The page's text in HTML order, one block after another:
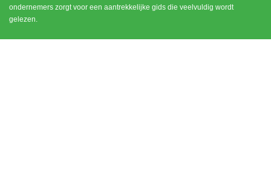
ondernemers zorgt voor een aantrekkelijke gids die veelvuldig wordt
gelezen.